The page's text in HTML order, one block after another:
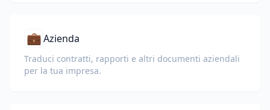
💼Azienda
Traduci contratti, rapporti e altri documenti aziendali
per la tua impresa.